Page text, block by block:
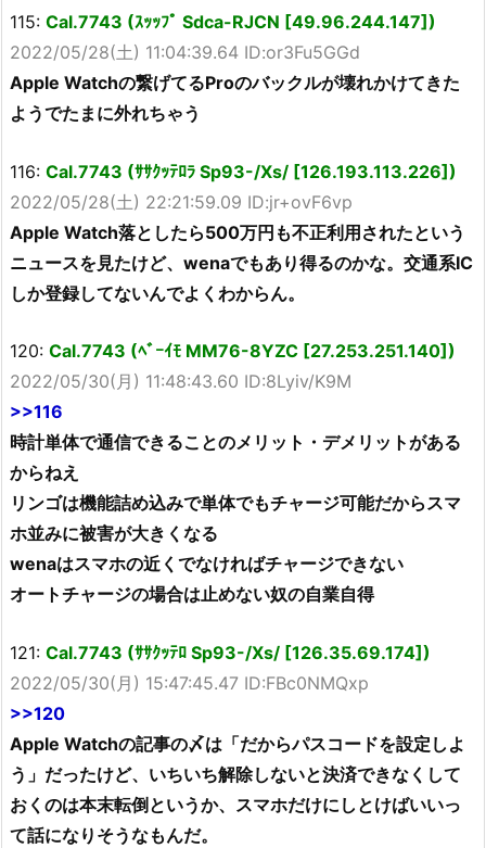
115: Cal.7743 (ｽｯｯﾌﾟ Sdca-RJCN [49.96.244.147])
2022/05/28(土) 11:04:39.64 ID:or3Fu5GGd
Apple Watchの繋げてるProのバックルが壊れかけてきた
ようでたまに外れちゃう
116: Cal.7743 (ｻｻｸｯﾃﾛﾗ Sp93-/Xs/ [126.193.113.226])
2022/05/28(土) 22:21:59.09 ID:jr+ovF6vp
Apple Watch落としたら500万円も不正利用されたという
ニュースを見たけど、wenaでもあり得るのかな。交通系IC
しか登録してないんでよくわからん。
120: Cal.7743 (ﾍﾞｰｲﾓ MM76-8YZC [27.253.251.140])
2022/05/30(月) 11:48:43.60 ID:8Lyiv/K9M
>>116
時計単体で通信できることのメリット・デメリットがある
からねえ
リンゴは機能詰め込みで単体でもチャージ可能だからスマ
ホ並みに被害が大きくなる
wenaはスマホの近くでなければチャージできない
オートチャージの場合は止めない奴の自業自得
121: Cal.7743 (ｻｻｸｯﾃﾛ Sp93-/Xs/ [126.35.69.174])
2022/05/30(月) 15:47:45.47 ID:FBc0NMQxp
>>120
Apple Watchの記事の〆は「だからパスコードを設定しよ
う」だったけど、いちいち解除しないと決済できなくして
おくのは本末転倒というか、スマホだけにしとけばいいっ
て話になりそうなもんだ。